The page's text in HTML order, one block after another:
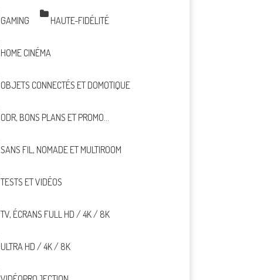
GAMING HAUTE-FIDÉLITÉ
HOME CINÉMA
OBJETS CONNECTÉS ET DOMOTIQUE
ODR, BONS PLANS ET PROMO…
SANS FIL, NOMADE ET MULTIROOM
TESTS ET VIDÉOS
TV, ÉCRANS FULL HD / 4K / 8K
ULTRA HD / 4K / 8K